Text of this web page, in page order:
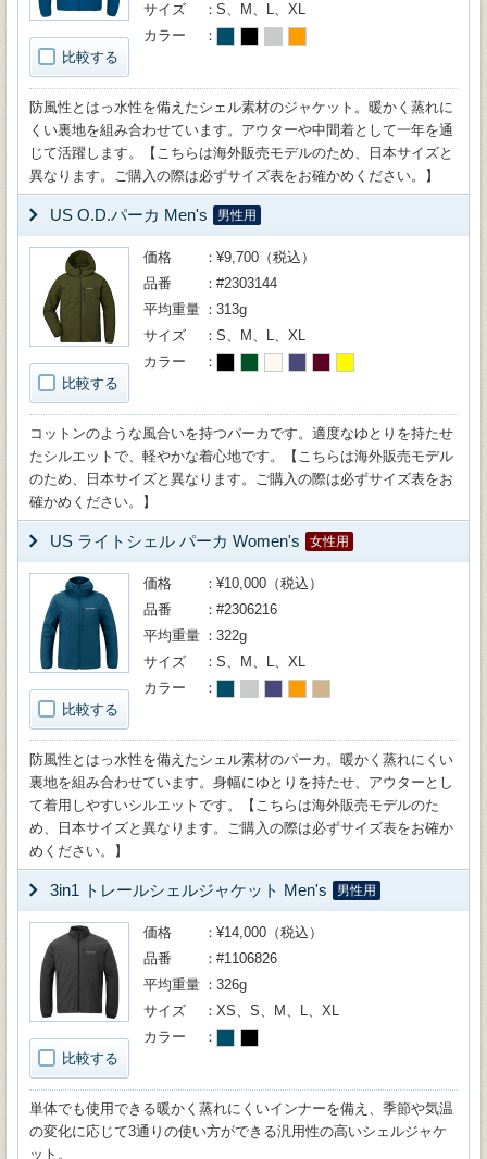
比較する
サイズ
S、M、L、XL
カラー
防風性とはっ水性を備えたシェル素材のジャケット。暖かく蒸れに
くい裏地を組み合わせています。アウターや中間着として一年を通
じて活躍します。【こちらは海外販売モデルのため、日本サイズと
異なります。ご購入の際は必ずサイズ表をお確かめください。】
US O.D.パーカ Men's 男性用
比較する
価格
¥9,700（税込）
品番
#2303144
平均重量
313g
サイズ
S、M、L、XL
カラー
コットンのような風合いを持つパーカです。適度なゆとりを持たせ
たシルエットで、軽やかな着心地です。【こちらは海外販売モデル
のため、日本サイズと異なります。ご購入の際は必ずサイズ表をお
確かめください。】
US ライトシェル パーカ Women's 女性用
比較する
価格
¥10,000（税込）
品番
#2306216
平均重量
322g
サイズ
S、M、L、XL
カラー
防風性とはっ水性を備えたシェル素材のパーカ。暖かく蒸れにくい
裏地を組み合わせています。身幅にゆとりを持たせ、アウターとし
て着用しやすいシルエットです。【こちらは海外販売モデルのた
め、日本サイズと異なります。ご購入の際は必ずサイズ表をお確か
めください。】
3in1 トレールシェルジャケット Men's 男性用
比較する
価格
¥14,000（税込）
品番
#1106826
平均重量
326g
サイズ
XS、S、M、L、XL
カラー
単体でも使用できる暖かく蒸れにくいインナーを備え、季節や気温
の変化に応じて3通りの使い方ができる汎用性の高いシェルジャケ
ット。